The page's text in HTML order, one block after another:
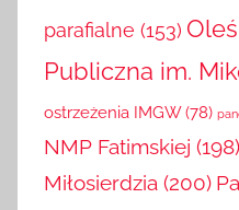
parafialne (153)
Publiczna im.
ostrzeżenia IMGW (78)
NMP Fatimskiej (198)
Miłosierdzia (200)